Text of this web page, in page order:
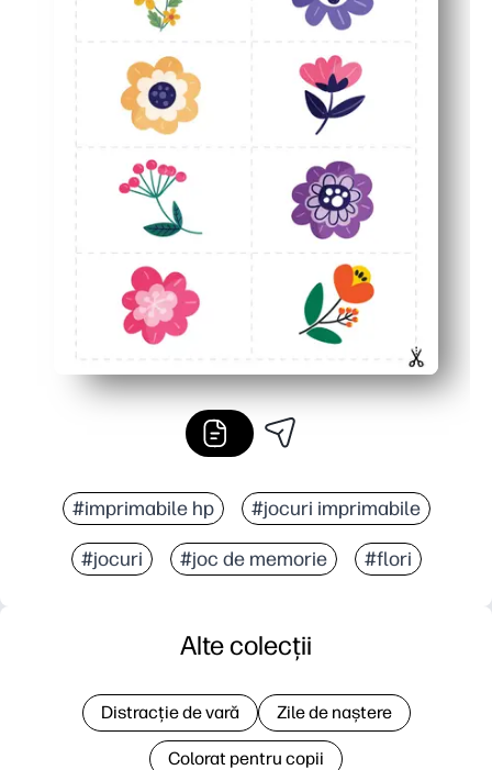
#imprimabile hp #jocuri imprimabile
#jocuri #joc de memorie #flori
Alte colecții
Distracție de vară Zile de naștere
Colorat pentru copii